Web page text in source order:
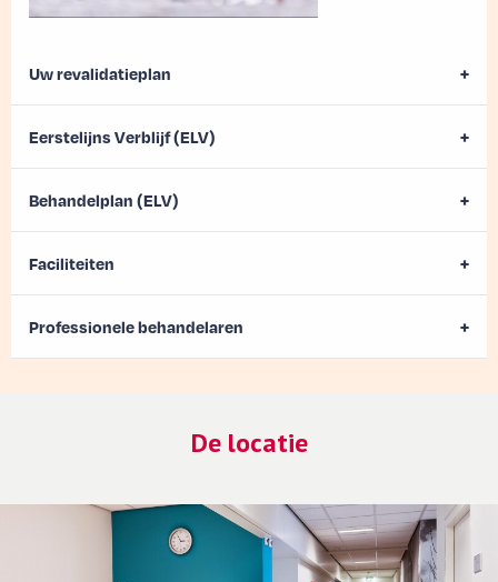
Uw revalidatieplan
Eerstelijns Verblijf (ELV)
Behandelplan (ELV)
Faciliteiten
Professionele behandelaren
De locatie